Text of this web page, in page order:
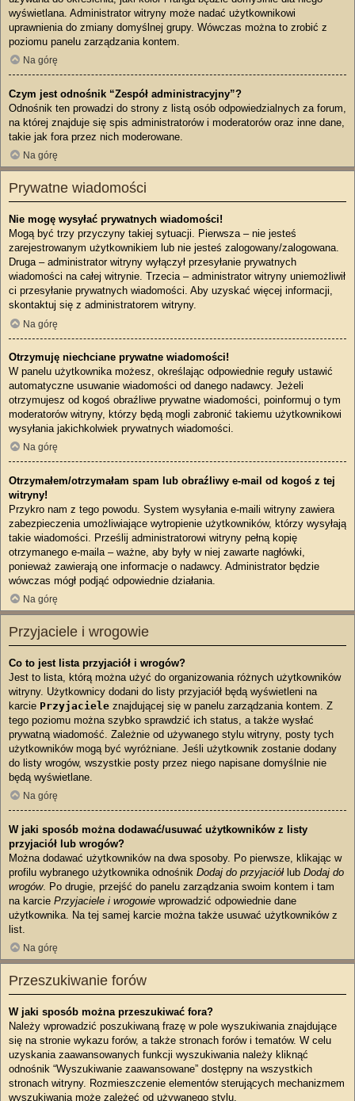
wyświetlana. Administrator witryny może nadać użytkownikowi
uprawnienia do zmiany domyślnej grupy. Wówczas można to zrobić z
poziomu panelu zarządzania kontem.
Na górę
Czym jest odnośnik “Zespół administracyjny”?
Odnośnik ten prowadzi do strony z listą osób odpowiedzialnych za forum,
na której znajduje się spis administratorów i moderatorów oraz inne dane,
takie jak fora przez nich moderowane.
Na górę
Prywatne wiadomości
Nie mogę wysyłać prywatnych wiadomości!
Mogą być trzy przyczyny takiej sytuacji. Pierwsza – nie jesteś
zarejestrowanym użytkownikiem lub nie jesteś zalogowany/zalogowana.
Druga – administrator witryny wyłączył przesyłanie prywatnych
wiadomości na całej witrynie. Trzecia – administrator witryny uniemożliwił
ci przesyłanie prywatnych wiadomości. Aby uzyskać więcej informacji,
skontaktuj się z administratorem witryny.
Na górę
Otrzymuję niechciane prywatne wiadomości!
W panelu użytkownika możesz, określając odpowiednie reguły ustawić
automatyczne usuwanie wiadomości od danego nadawcy. Jeżeli
otrzymujesz od kogoś obraźliwe prywatne wiadomości, poinformuj o tym
moderatorów witryny, którzy będą mogli zabronić takiemu użytkownikowi
wysyłania jakichkolwiek prywatnych wiadomości.
Na górę
Otrzymałem/otrzymałam spam lub obraźliwy e-mail od kogoś z tej
witryny!
Przykro nam z tego powodu. System wysyłania e-maili witryny zawiera
zabezpieczenia umożliwiające wytropienie użytkowników, którzy wysyłają
takie wiadomości. Prześlij administratorowi witryny pełną kopię
otrzymanego e-maila – ważne, aby były w niej zawarte nagłówki,
ponieważ zawierają one informacje o nadawcy. Administrator będzie
wówczas mógł podjąć odpowiednie działania.
Na górę
Przyjaciele i wrogowie
Co to jest lista przyjaciół i wrogów?
Jest to lista, którą można użyć do organizowania różnych użytkowników
witryny. Użytkownicy dodani do listy przyjaciół będą wyświetleni na
karcie Przyjaciele znajdującej się w panelu zarządzania kontem. Z
tego poziomu można szybko sprawdzić ich status, a także wysłać
prywatną wiadomość. Zależnie od używanego stylu witryny, posty tych
użytkowników mogą być wyróżniane. Jeśli użytkownik zostanie dodany
do listy wrogów, wszystkie posty przez niego napisane domyślnie nie
będą wyświetlane.
Na górę
W jaki sposób można dodawać/usuwać użytkowników z listy
przyjaciół lub wrogów?
Można dodawać użytkowników na dwa sposoby. Po pierwsze, klikając w
profilu wybranego użytkownika odnośnik Dodaj do przyjaciółlub Dodaj do
wrogów. Po drugie, przejść do panelu zarządzania swoim kontem i tam
na karcie Przyjaciele i wrogowie wprowadzić odpowiednie dane
użytkownika. Na tej samej karcie można także usuwać użytkowników z
list.
Na górę
Przeszukiwanie forów
W jaki sposób można przeszukiwać fora?
Należy wprowadzić poszukiwaną frazę w pole wyszukiwania znajdujące
się na stronie wykazu forów, a także stronach forów i tematów. W celu
uzyskania zaawansowanych funkcji wyszukiwania należy kliknąć
odnośnik “Wyszukiwanie zaawansowane” dostępny na wszystkich
stronach witryny. Rozmieszczenie elementów sterujących mechanizmem
wyszukiwania może zależeć od używanego stylu.